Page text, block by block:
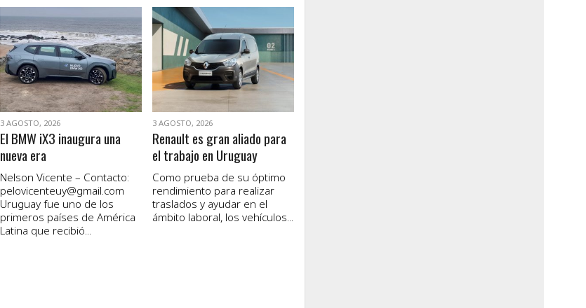
VER NOTA
3 AGOSTO, 2026
El BMW iX3 inaugura una
nueva era
Nelson Vicente – Contacto:
pelovicenteuy@gmail.com
Uruguay fue uno de los
primeros países de América
Latina que recibió...
VER NOTA
3 AGOSTO, 2026
Renault es gran aliado para
el trabajo en Uruguay
Como prueba de su óptimo
rendimiento para realizar
traslados y ayudar en el
ámbito laboral, los vehículos...